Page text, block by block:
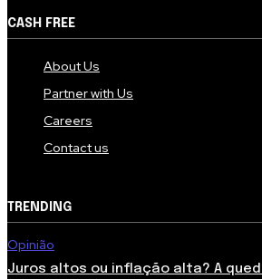
CASH FREE
About Us
Partner with Us
Careers
Contact us
TRENDING
Opinião
Juros altos ou inflação alta? A